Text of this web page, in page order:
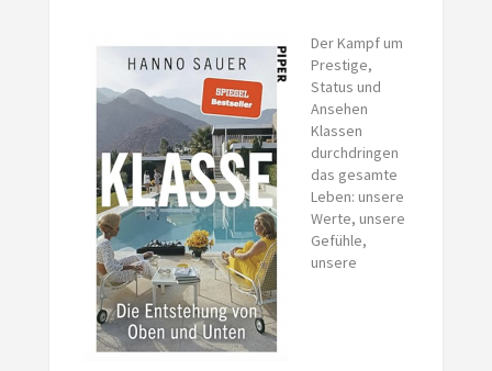
Der Kampf um
Prestige,
Status und
Ansehen
Klassen
durchdringen
das gesamte
Leben: unsere
Werte, unsere
Gefühle,
unsere